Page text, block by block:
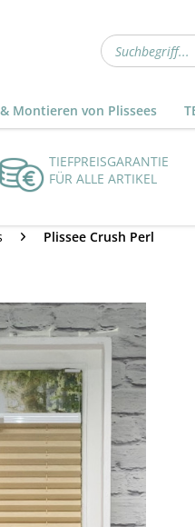
Montieren von Plissees
TIEFPREISGARANTIE
FÜR ALLE ARTIKEL
Plissee Crush Perl